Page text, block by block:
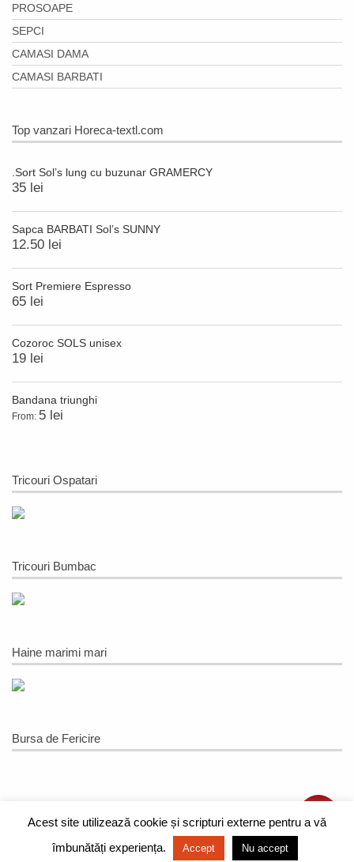
PROSOAPE
SEPCI
CAMASI DAMA
CAMASI BARBATI
Top vanzari Horeca-textl.com
.Sort Sol’s lung cu buzunar GRAMERCY
35 lei
Sapca BARBATI Sol’s SUNNY
12.50 lei
Sort Premiere Espresso
65 lei
Cozoroc SOLS unisex
19 lei
Bandana triunghi
From: 5 lei
Tricouri Ospatari
Tricouri Bumbac
Haine marimi mari
Bursa de Fericire
CUM CUMPAR?|FORMULAR RETUR|LIVRARE SI RETUR|ANPC
Acest site utilizează cookie și scripturi externe pentru a vă
îmbunătăți experiența.
Accept Nu accept